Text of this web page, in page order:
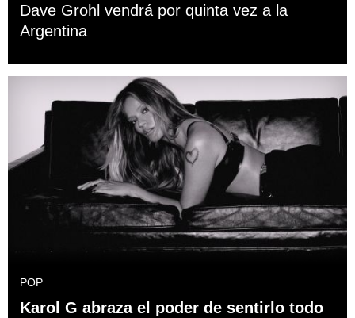
Dave Grohl vendrá por quinta vez a la
Argentina
POP
Karol G abraza el poder de sentirlo todo